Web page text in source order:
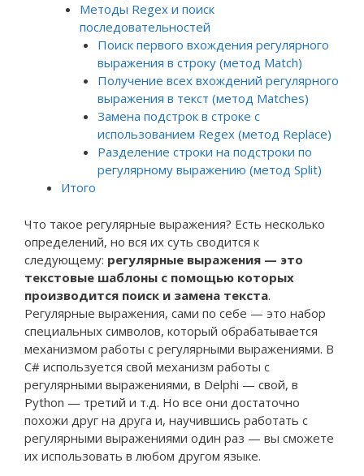
Методы Regex и поиск
последовательностей
Поиск первого вхождения регулярного
выражения в строку (метод Match)
Получение всех вхождений регулярного
выражения в текст (метод Matches)
Замена подстрок в строке с
использованием Regex (метод Replace)
Разделение строки на подстроки по
регулярному выражению (метод Split)
Итого
Что такое регулярные выражения? Есть несколько
определений, но вся их суть сводится к
следующему: регулярные выражения — это
текстовые шаблоны с помощью которых
производится поиск и замена текста.
Регулярные выражения, сами по себе — это набор
специальных символов, который обрабатывается
механизмом работы с регулярными выражениями. В
C# используется свой механизм работы с
регулярными выражениями, в Delphi — свой, в
Python — третий и т.д. Но все они достаточно
похожи друг на друга и, научившись работать с
регулярными выражениями один раз — вы сможете
их использовать в любом другом языке.